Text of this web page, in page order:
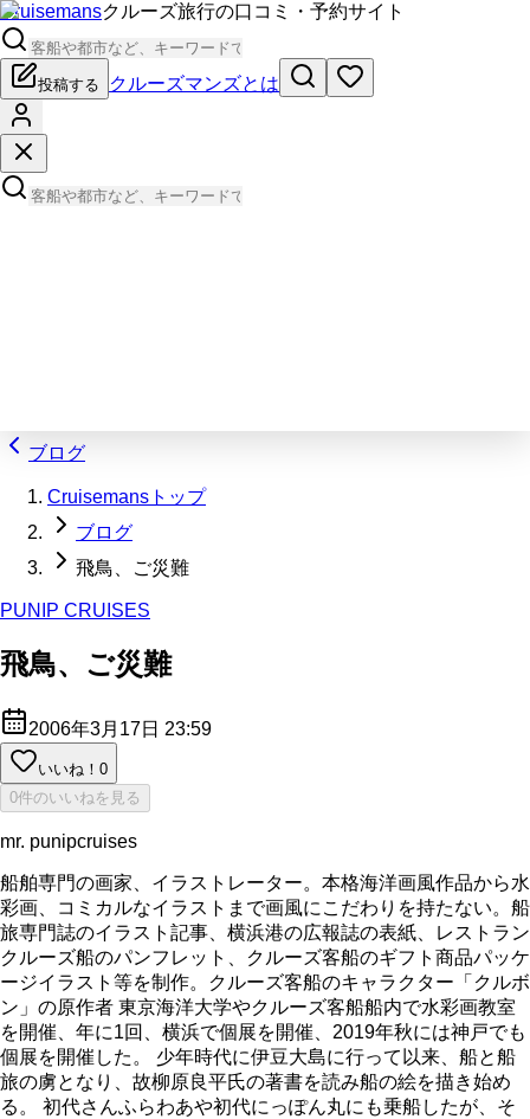
Cruisemansクルーズ旅行の口コミ・予約サイト
投稿する クルーズマンズとは
ブログ
Cruisemansトップ
ブログ
飛鳥、ご災難
PUNIP CRUISES
飛鳥、ご災難
2006年3月17日 23:59
いいね！ 0
0件のいいねを見る
mr. punipcruises
船舶専門の画家、イラストレーター。本格海洋画風作品から水
彩画、コミカルなイラストまで画風にこだわりを持たない。船
旅専門誌のイラスト記事、横浜港の広報誌の表紙、レストラン
クルーズ船のパンフレット、クルーズ客船のギフト商品パッケ
ージイラスト等を制作。クルーズ客船のキャラクター「クルボ
ン」の原作者 東京海洋大学やクルーズ客船船内で水彩画教室
を開催、年に1回、横浜で個展を開催、2019年秋には神戸でも
個展を開催した。 少年時代に伊豆大島に行って以来、船と船
旅の虜となり、故柳原良平氏の著書を読み船の絵を描き始め
る。 初代さんふらわあや初代にっぽん丸にも乗船したが、そ